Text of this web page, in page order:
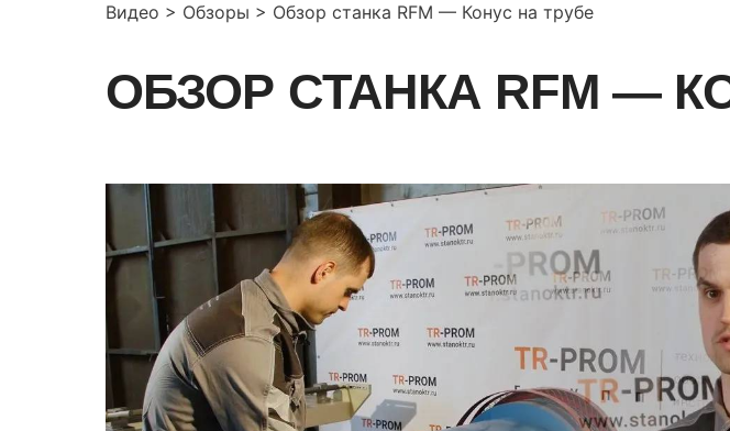
Видео > Обзоры > Обзор станка RFM — Конус на трубе
ОБЗОР СТАНКА RFM —